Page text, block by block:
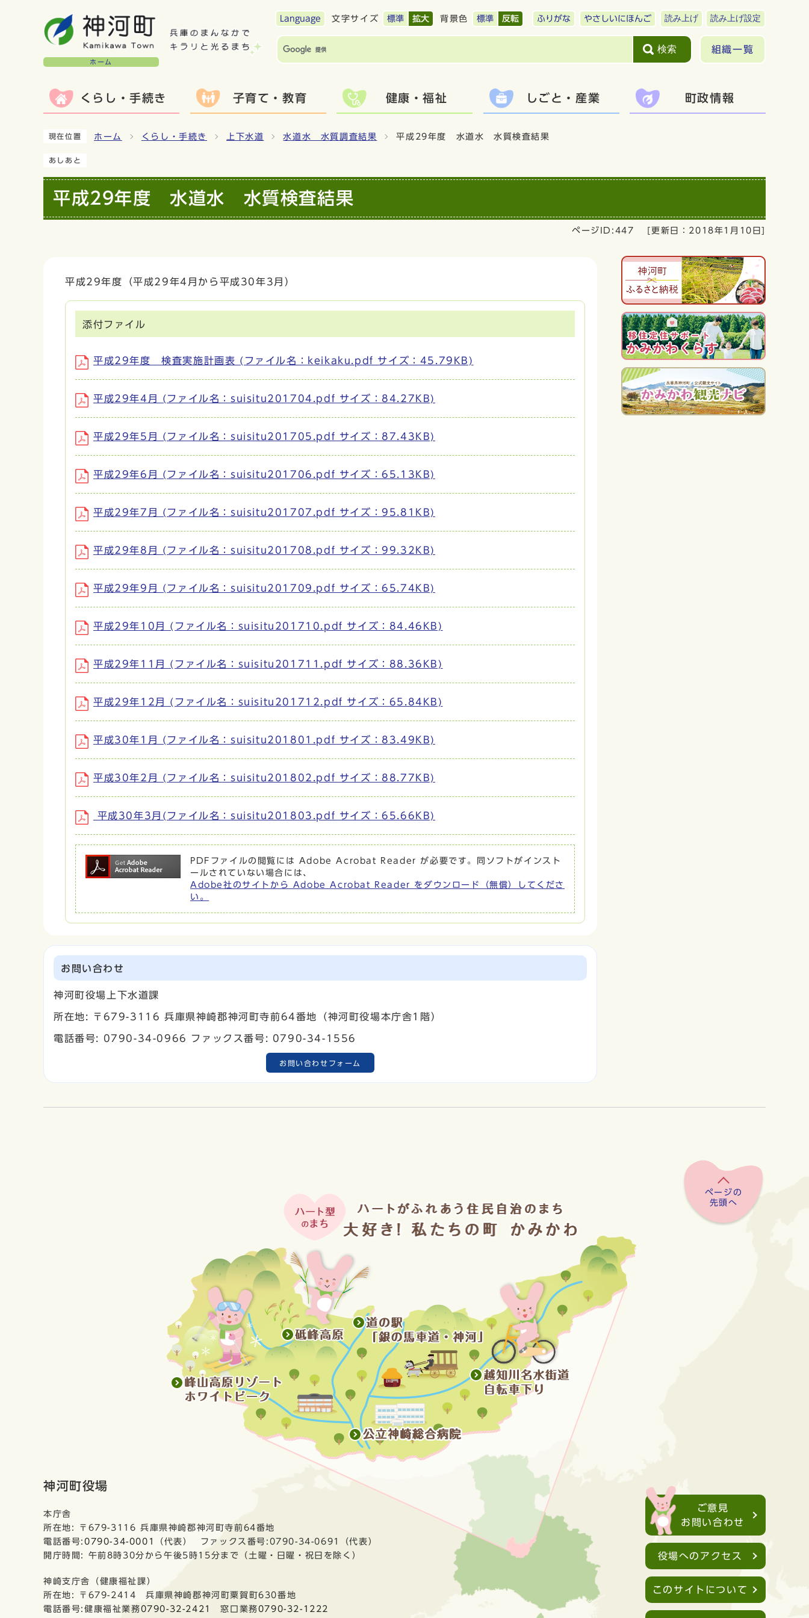
ホーム
Language 文字サイズ 標準 拡大 背景色 標準 反転 ふりがな やさしいにほんご 読み上げ 読み上げ設定
検索 組織一覧
くらし・手続き 子育て・教育 健康・福祉 しごと・産業 町政情報
現在位置 ホーム くらし・手続き 上下水道 水道水 水質調査結果 平成29年度 水道水 水質検査結果
あしあと
平成29年度 水道水 水質検査結果
ページID:447 [更新日： 2018年1月10日
平成29年度（平成29年4月から平成30年3月）
添付ファイル
平成29年度 検査実施計画表 (ファイル名：keikaku.pdf サイズ：45.79KB)
平成29年4月 (ファイル名：suisitu201704.pdf サイズ：84.27KB)
平成29年5月 (ファイル名：suisitu201705.pdf サイズ：87.43KB)
平成29年6月 (ファイル名：suisitu201706.pdf サイズ：65.13KB)
平成29年7月 (ファイル名：suisitu201707.pdf サイズ：95.81KB)
平成29年8月 (ファイル名：suisitu201708.pdf サイズ：99.32KB)
平成29年9月 (ファイル名：suisitu201709.pdf サイズ：65.74KB)
平成29年10月 (ファイル名：suisitu201710.pdf サイズ：84.46KB)
平成29年11月 (ファイル名：suisitu201711.pdf サイズ：88.36KB)
平成29年12月 (ファイル名：suisitu201712.pdf サイズ：65.84KB)
平成30年1月 (ファイル名：suisitu201801.pdf サイズ：83.49KB)
平成30年2月 (ファイル名：suisitu201802.pdf サイズ：88.77KB)
平成30年3月(ファイル名：suisitu201803.pdf サイズ：65.66KB)
PDFファイルの閲覧には Adobe Acrobat Reader が必要です。同ソフトがインスト
ールされていない場合には、
Adobe社のサイトから Adobe Acrobat Reader をダウンロード（無償）してくださ
い。
お問い合わせ
神河町役場上下水道課
所在地: 〒679-3116 兵庫県神崎郡神河町寺前64番地（神河町役場本庁舎1階）
電話番号: 0790-34-0966 ファックス番号: 0790-34-1556
お問い合わせフォーム
ページの
先頭へ
神河町役場
本庁舎
所在地: 〒679-3116 兵庫県神崎郡神河町寺前64番地
電話番号: 0790-34-0001
（代表） ファックス番号:0790-34-0691（代表）
開庁時間: 午前8時30分から午後5時15分まで（土曜・日曜・祝日を除く）
神崎支庁舎（健康福祉課）
所在地: 〒679-2414 兵庫県神崎郡神河町粟賀町630番地
電話番号:健康福祉業務0790-32-2421 窓口業務0790-32-1222
ご意見
お問い合わせ
役場へのアクセス
このサイトについて